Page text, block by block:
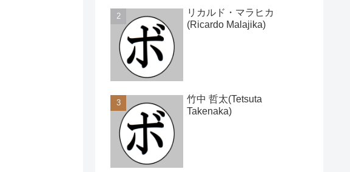
リカルド・マラヒカ
(Ricardo Malajika)
竹中 哲太(Tetsuta
Takenaka)